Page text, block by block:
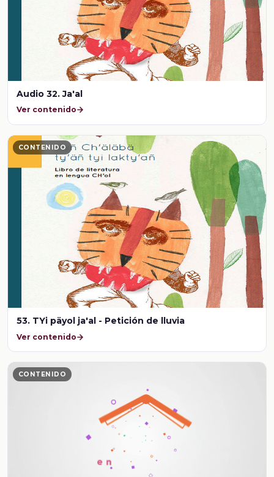
Audio 32. Ja'al
Ver contenido
CONTENIDO
53. TYi päyol ja'al - Petición de lluvia
Ver contenido
CONTENIDO